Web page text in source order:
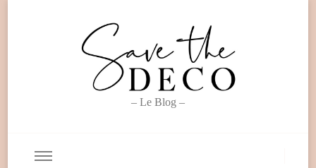
– Le Blog –